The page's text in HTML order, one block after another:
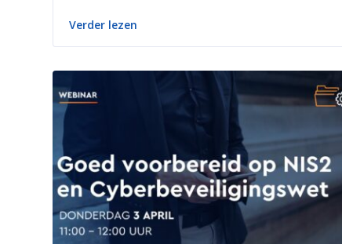
Verder lezen